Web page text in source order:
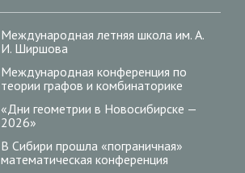
Международная летняя школа им. А.
И. Ширшова
Международная конференция по
теории графов и комбинаторике
«Дни геометрии в Новосибирске —
2026»
В Сибири прошла «пограничная»
математическая конференция